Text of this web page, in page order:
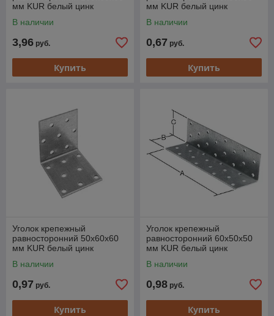
мм KUR белый цинк
В наличии
3,96 руб.
Купить
мм KUR белый цинк
В наличии
0,67 руб.
Купить
Уголок крепежный
равносторонний 50х60х60
мм KUR белый цинк
В наличии
0,97 руб.
Купить
Уголок крепежный
равносторонний 60х50х50
мм KUR белый цинк
В наличии
0,98 руб.
Купить